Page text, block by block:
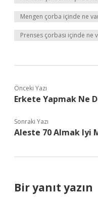
Mengen çorba içinde ne
Prenses çorbası içinde ne
Önceki Yazı
Erkete Yapmak Ne
Sonraki Yazı
Aleste 70 Almak Iyi
Bir yanıt yazın